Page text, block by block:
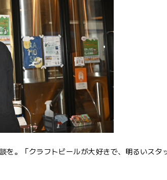
を。「クラフトビールが大好きで、明るいスタ